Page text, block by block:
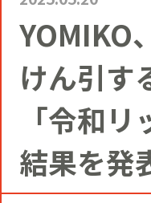
VI
YOMIKOグルー
コミュニティク
事例
コミュニティク
人
NEWS
ニュースリリース
お知らせ
SERVICE
CIVIC PRIDE®コ
YOMIKO
けん引す
「令和
結果を発